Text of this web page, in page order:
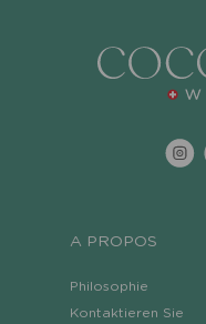
A PROPOS
Philosophie
Kontaktieren Sie